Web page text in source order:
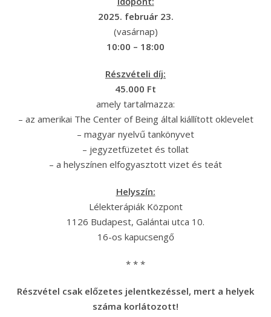
2025. február 23.
(vasárnap)
10:00 – 18:00
Részvételi díj:
45.000 Ft
amely tartalmazza:
– az amerikai The Center of Being által kiállított oklevelet
– magyar nyelvű tankönyvet
– jegyzetfüzetet és tollat
– a helyszínen elfogyasztott vizet és teát
Helyszín:
Lélekterápiák Központ
1126 Budapest, Galántai utca 10.
16-os kapucsengő
* * *
Részvétel csak előzetes jelentkezéssel, mert a helyek
száma korlátozott!